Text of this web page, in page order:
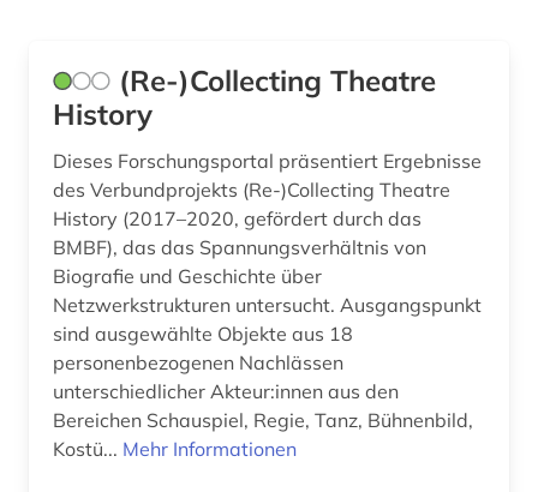
biograf (1)
biografie (3)
biographie (2)
biographien (1)
botanik (1)
branchenberichte (1)
brasilien (1)
brief (1)
Kanada (3)
Kroatien (1)
Lettland (1)
Liechtenstein (1)
Luxemburg (2)
Niederlande (3)
(Re-)Collecting Theatre
History
Dieses Forschungsportal präsentiert Ergebnisse
des Verbundprojekts (Re-)Collecting Theatre
History (2017–2020, gefördert durch das
BMBF), das das Spannungsverhältnis von
Biografie und Geschichte über
Netzwerkstrukturen untersucht. Ausgangspunkt
sind ausgewählte Objekte aus 18
personenbezogenen Nachlässen
unterschiedlicher Akteur:innen aus den
Bereichen Schauspiel, Regie, Tanz, Bühnenbild,
Kostü... Mehr Informationen